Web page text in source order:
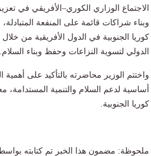
الاجتماع الوزاري الكوري–الأفريقي في
وبناء شراكات قائمة على المنفعة
كوريا الجنوبية في الدول الأفريقية من
الدولي لتسوية النزاعات وحفظ وبناء السلام.
واختتم الوزير محاضرته بالتأكيد على أهمية
أساسية لدعم السلام والتنمية المستدامة،
كوريا الجنوبية.
ملحوظة: مضمون هذا الخبر تم كتابته